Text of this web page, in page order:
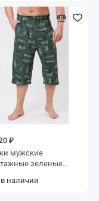
₽
зеленые
наличии